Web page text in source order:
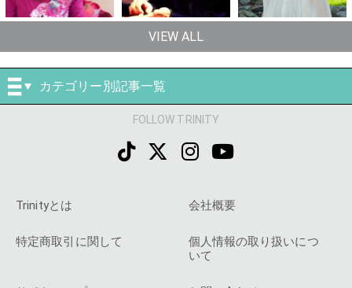
VIEW ALL
カテゴリー別記事一覧
FOLLOW TRINITY
Trinityとは 会社概要
特定商取引に関して
個人情報の取り扱いにつ
いて